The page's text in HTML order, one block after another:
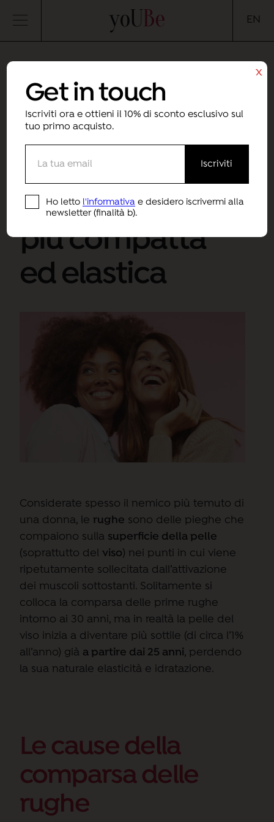
yoUBe EN
Come attenuare
le rughe del viso
per una pelle
più compatta
ed elastica
Considerate spesso il nemico più temuto di
una donna, le rughe sono delle pieghe che
compaiono sulla superficie della pelle
(soprattutto del viso) nei punti in cui viene
ripetutamente sollecitata dall’attivazione
dei muscoli sottostanti. Solitamente si
colloca la comparsa delle prime rughe
intorno ai 30 anni, ma in realtà la pelle del
viso inizia a diventare più sottile (di circa l’1%
all’anno) già a partire dai 25 anni, perdendo
la sua naturale elasticità e idratazione.
Le cause della
comparsa delle
rughe
Get in touch
Iscriviti ora e ottieni il 10% di sconto esclusivo sul
tuo primo acquisto.
Ho letto l'informativa e desidero iscrivermi alla
newsletter (finalità b).
x